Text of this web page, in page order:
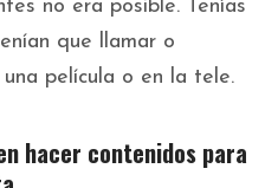
no era posible. Tenías
que llamar o
película o en la tele.
hacer contenidos para